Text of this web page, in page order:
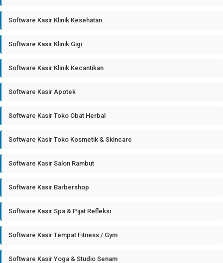
Software Kasir Klinik Kesehatan
Software Kasir Klinik Gigi
Software Kasir Klinik Kecantikan
Software Kasir Apotek
Software Kasir Toko Obat Herbal
Software Kasir Toko Kosmetik & Skincare
Software Kasir Salon Rambut
Software Kasir Barbershop
Software Kasir Spa & Pijat Refleksi
Software Kasir Tempat Fitness / Gym
Software Kasir Yoga & Studio Senam